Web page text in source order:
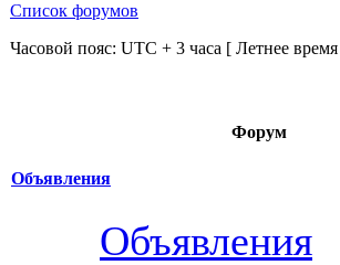
Список форумов
Часовой пояс: UTC + 3 часа [ Летнее
Форум
Объявления
Объявления